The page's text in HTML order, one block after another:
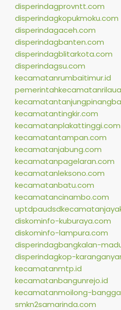
disperindagprovntt.com
disperindagkopukmoku.com
disperindagaceh.com
disperindagbanten.com
disperindagblitarkota.com
disperindagsu.com
kecamatanrumbaitimur.id
kecamatantingkir.com
kecamatanplakattinggi.com
kecamatantampan.com
kecamatanjabung.com
kecamatanpagelaran.com
kecamatanleksono.com
kecamatanbatu.com
kecamatancinambo.com
diskominfo-kuburaya.com
diskominfo-lampura.com
disperindagbangkalan-
disperindagkop-
kecamatanmtp.id
kecamatanbangunrejo.id
kecamatanmoilong-
smkn2samarinda.com